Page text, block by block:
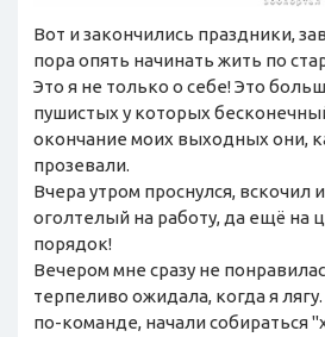
Вот и закончились праздники,
пора опять начинать жить по
Это я не только о себе! Это
пушистых у которых
окончание моих выходных они,
прозевали.
Вчера утром проснулся, вскочил
оголтелый на работу, да ещё на
порядок!
Вечером мне сразу не
терпеливо ожидала, когда я лягу.
по-команде, начали собираться